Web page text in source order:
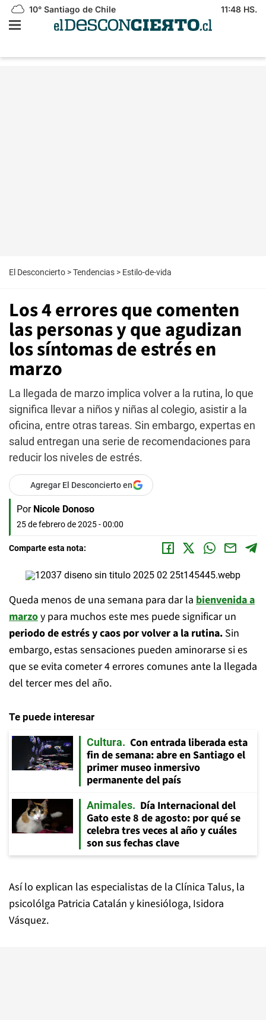
10° Santiago de Chile 11:48 HS.
El Desconcierto >Tendencias > Estilo-de-vida
Los 4 errores que comenten
las personas y que agudizan
los síntomas de estrés en
marzo
La llegada de marzo implica volver a la rutina, lo que
significa llevar a niños y niñas al colegio, asistir a la
oficina, entre otras tareas. Sin embargo, expertas en
salud entregan una serie de recomendaciones para
reducir los niveles de estrés.
Agregar El Desconcierto en
Por Nicole Donoso
25 de febrero de 2025 - 00:00
Comparte esta nota:
Queda menos de una semana para dar la bienvenida a
marzoy para muchos este mes puede significar un
periodo de estrés y caos por volver a la rutina. Sin
embargo, estas sensaciones pueden aminorarse si es
que se evita cometer 4 errores comunes ante la llegada
del tercer mes del año.
Te puede interesar
Cultura
Con entrada liberada esta
fin de semana: abre en Santiago el
primer museo inmersivo
permanente del país
Animales
Día Internacional del
Gato este 8 de agosto: por qué se
celebra tres veces al año y cuáles
son sus fechas clave
Así lo explican las especialistas de la Clínica Talus, la
psicolólga Patricia Catalán y kinesióloga, Isidora
Vásquez.